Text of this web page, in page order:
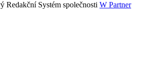
Redakční Systém společnosti W Partner